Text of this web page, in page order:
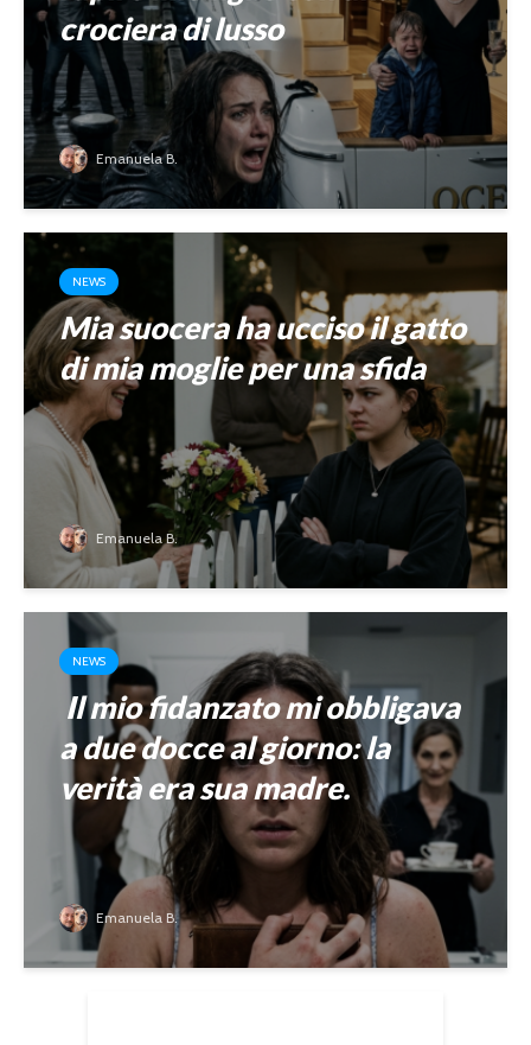
crociera di lusso
Emanuela B.
NEWS
Mia suocera ha ucciso il gatto
di mia moglie per una sfida
Emanuela B.
NEWS
Il mio fidanzato mi obbligava
a due docce al giorno: la
verità era sua madre.
Emanuela B.